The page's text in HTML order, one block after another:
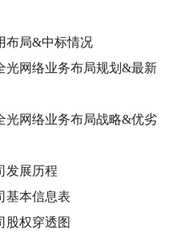
布局&中标情况
光网络业务布局规划&最新
光网络业务布局战略&优劣
发展历程
基本信息表
股权穿透图